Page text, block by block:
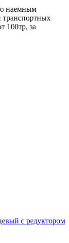
наемным
транспортных
100тр, за
с редуктором